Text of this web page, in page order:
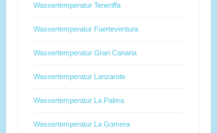
Wassertemperatur Teneriffa
Wassertemperatur Fuerteventura
Wassertemperatur Gran Canaria
Wassertemperatur Lanzarote
Wassertemperatur La Palma
Wassertemperatur La Gomera